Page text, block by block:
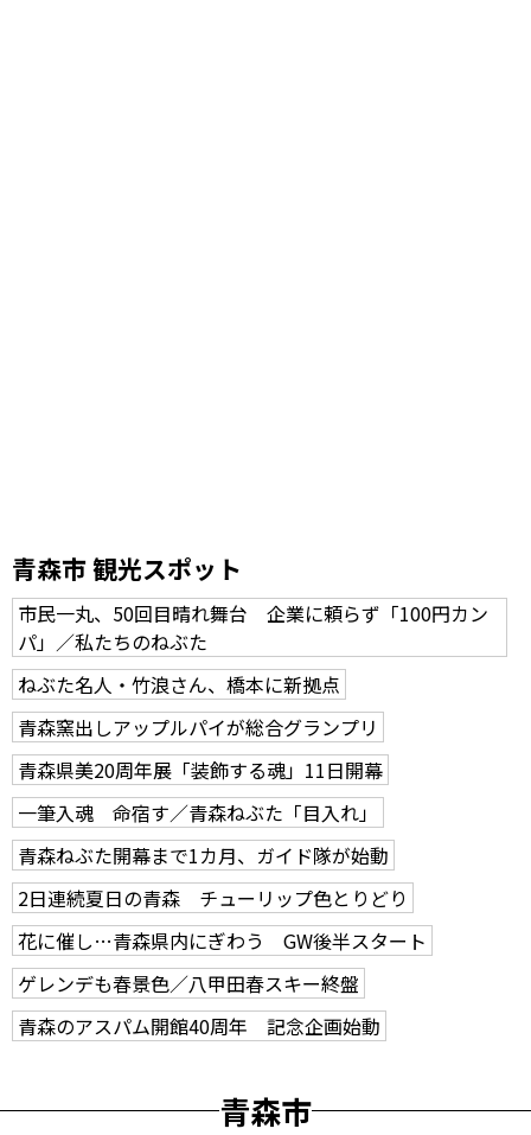
青森市 観光スポット
市民一丸、50回目晴れ舞台 企業に頼らず「100円カン
パ」／私たちのねぶた
ねぶた名人・竹浪さん、橋本に新拠点
青森窯出しアップルパイが総合グランプリ
青森県美20周年展「装飾する魂」11日開幕
一筆入魂 命宿す／青森ねぶた「目入れ」
青森ねぶた開幕まで1カ月、ガイド隊が始動
2日連続夏日の青森 チューリップ色とりどり
花に催し…青森県内にぎわう GW後半スタート
ゲレンデも春景色／八甲田春スキー終盤
青森のアスパム開館40周年 記念企画始動
青森市